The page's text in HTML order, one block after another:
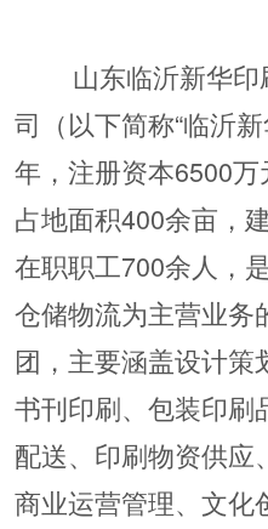
山东临沂新华印
司（以下简称“临沂
年，注册资本6500万
占地面积400余亩，
在职职工700余人，
仓储物流为主营业务
团，主要涵盖设计
书刊印刷、包装印刷
配送、印刷物资供应
商业运营管理、文化